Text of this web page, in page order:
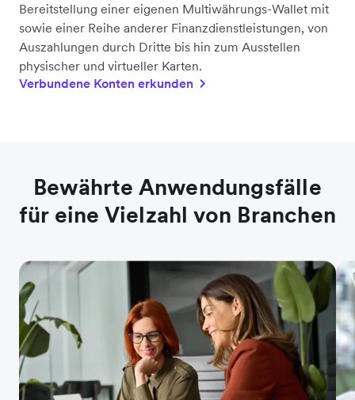
Bereitstellung einer eigenen Multiwährungs-Wallet mit
sowie einer Reihe anderer Finanzdienstleistungen, von
Auszahlungen durch Dritte bis hin zum Ausstellen
physischer und virtueller Karten.
Verbundene Konten erkunden
Bewährte Anwendungsfälle
für eine Vielzahl von Branchen